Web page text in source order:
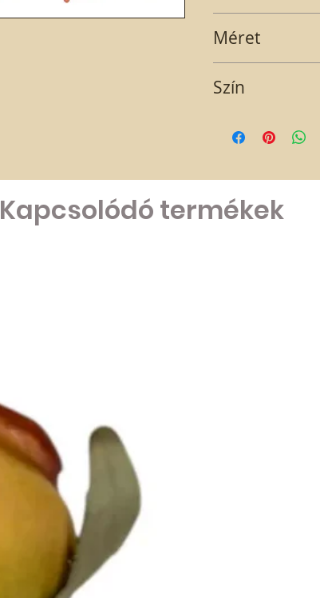
termék kb. 8 cm.
Méret
Szín
Kapcsolódó termékek